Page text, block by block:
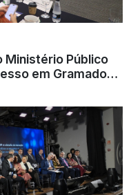
Ministério Público
em Gramado